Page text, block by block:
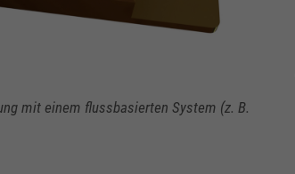
mit einem flussbasierten System (z. B.